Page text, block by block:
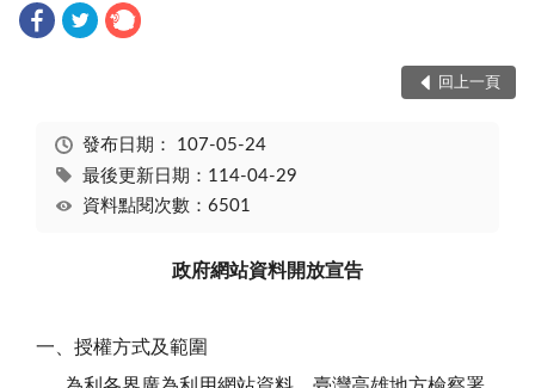
回上一頁
發布日期： 107-05-24
最後更新日期：114-04-29
資料點閱次數：6501
政府網站資料開放宣告
一、授權方式及範圍